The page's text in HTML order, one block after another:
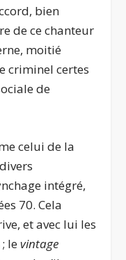
bien
de ce chanteur
moitié
criminel certes
de
celui de la
intégré,
70. Cela
et avec lui les
; levintage